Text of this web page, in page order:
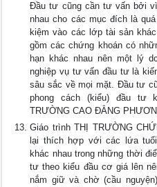
Đầu tư cũng cần tư vấn bởi
nhau cho các mục đích là
kiệm vào các lớp tài sản
gồm các chứng khoán có
hạn khác nhau nên một lý
nghiệp vụ tư vấn đầu tư là
sâu sắc về mọi mặt. Đầu tư
phong cách (kiểu) đầu tư
TRƯỜNG CAO ĐẲNG
Giáo trình THỊ TRƯỜNG
lại thích hợp với các lứa
khác nhau trong những thời
tư theo kiểu đầu cơ giá lên
nắm giữ và chờ (cầu